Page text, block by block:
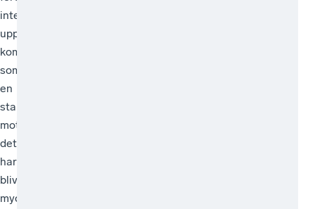
inte
uppfattade
kommunen
som
en
stabil
motpart,
det
har
blivit
mycket